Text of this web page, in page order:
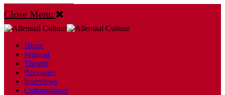
Close Menu
Home
Musical
Theater
Recensies
Interviews
Cultuurzomer